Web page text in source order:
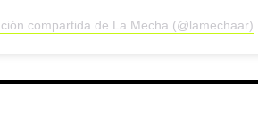
compartida de La Mecha (@lamechaar)